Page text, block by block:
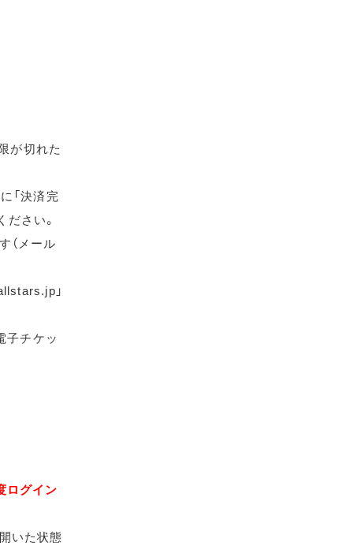
が切れた
「決済完
さい。
（メール
」
子チケッ
ログイン
いた状態